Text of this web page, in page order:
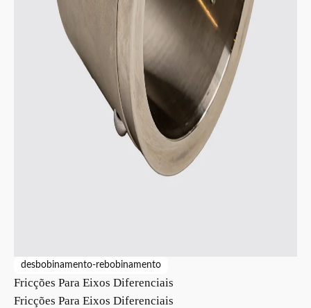
desbobinamento-rebobinamento
Fricções Para Eixos Diferenciais
Fricções Para Eixos Diferenciais